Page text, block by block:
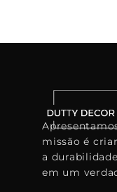
missão é
a
em um